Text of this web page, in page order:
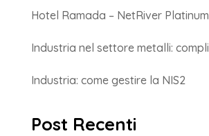
Hotel Ramada – NetRiver Platinum
Industria nel settore metalli:
Industria: come gestire la NIS2
Post Recenti